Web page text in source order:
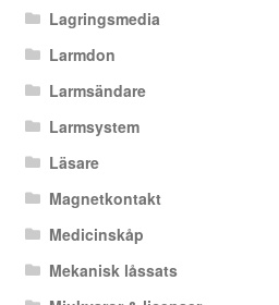
Lagringsmedia
Larmdon
Larmsändare
Larmsystem
Läsare
Magnetkontakt
Medicinskåp
Mekanisk låssats